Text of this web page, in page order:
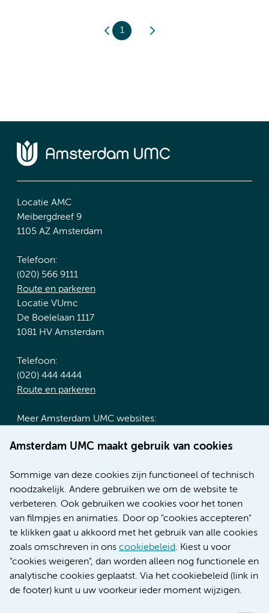
Amsterdam UMC maakt gebruik van cookies
Sommige van deze cookies zijn functioneel of technisch
noodzakelijk. Andere gebruiken we om de website te
verbeteren. Ook gebruiken we cookies voor het tonen
van filmpjes en animaties. Door op "cookies accepteren"
te klikken gaat u akkoord met het gebruik van alle cookies
zoals omschreven in ons cookiebeleid. Kiest u voor
"cookies weigeren", dan worden alleen nog functionele en
analytische cookies geplaatst. Via het cookiebeleid (link in
de footer) kunt u uw voorkeur ieder moment wijzigen.
1
Locatie AMC
Meibergdreef 9
1105 AZ Amsterdam
Telefoon:
(020) 566 9111
Route en parkeren
Locatie VUmc
De Boelelaan 1117
1081 HV Amsterdam
Telefoon:
(020) 444 4444
Route en parkeren
Meer Amsterdam UMC websites:
Werken bij Amsterdam UMC
Nieuws
Research
Educatie locatie AMC
Educatie locatie VUmc
Verwijzen & diagnostiek